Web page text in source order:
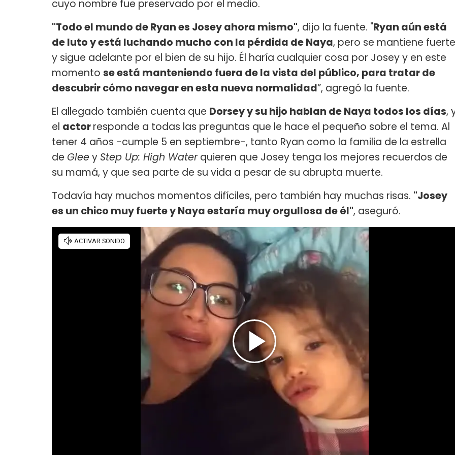
cuyo nombre fue preservado por el medio.
"Todo el mundo de Ryan es Josey ahora mismo", dijo la fuente. "Ryan aún está
de luto y está luchando mucho con la pérdida de Naya, pero se mantiene fuerte
y sigue adelante por el bien de su hijo. Él haría cualquier cosa por Josey y en este
momento se está manteniendo fuera de la vista del público, para tratar de
descubrir cómo navegar en esta nueva normalidad”, agregó la fuente.
El allegado también cuenta que Dorsey y su hijo hablan de Naya todos los días,
el actorresponde a todas las preguntas que le hace el pequeño sobre el tema. Al
tener 4 años -cumple 5 en septiembre-, tanto Ryan como la familia de la estrella
de Gleey Step Up: High Waterquieren que Josey tenga los mejores recuerdos de
su mamá, y que sea parte de su vida a pesar de su abrupta muerte.
Todavía hay muchos momentos difíciles, pero también hay muchas risas. "Josey
es un chico muy fuerte y Naya estaría muy orgullosa de él", aseguró.